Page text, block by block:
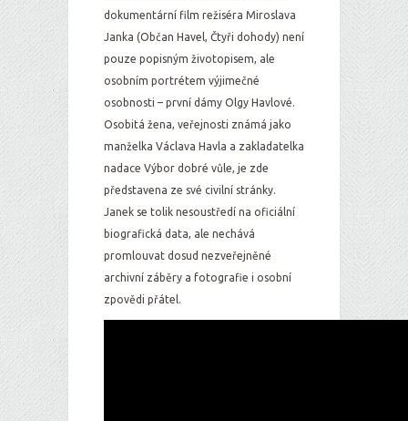
dokumentární film režiséra Miroslava
Janka (Občan Havel, Čtyři dohody) není
pouze popisným životopisem, ale
osobním portrétem výjimečné
osobnosti – první dámy Olgy Havlové.
Osobitá žena, veřejnosti známá jako
manželka Václava Havla a zakladatelka
nadace Výbor dobré vůle, je zde
představena ze své civilní stránky.
Janek se tolik nesoustředí na oficiální
biografická data, ale nechává
promlouvat dosud nezveřejněné
archivní záběry a fotografie i osobní
zpovědi přátel.